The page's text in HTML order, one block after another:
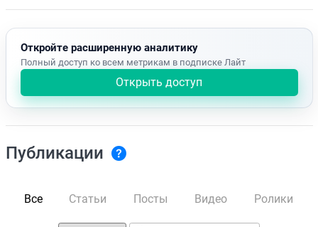
Откройте расширенную аналитику
Полный доступ ко всем метрикам в подписке Лайт
Открыть доступ
Публикации
Все Статьи Посты Видео Ролики